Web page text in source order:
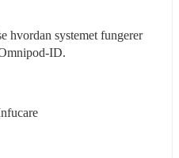
hvordan systemet fungerer
ID.